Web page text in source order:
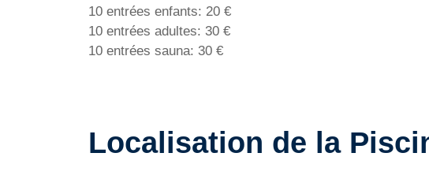
10 entrées enfants: 20 €
10 entrées adultes: 30 €
10 entrées sauna: 30 €
Localisation de la